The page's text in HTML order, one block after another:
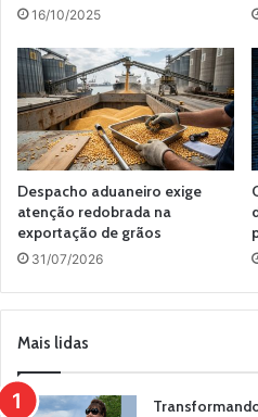
16/10/2025
Despacho aduaneiro exige
atenção redobrada na
exportação de grãos
31/07/2026
Mais lidas